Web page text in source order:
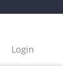
Login